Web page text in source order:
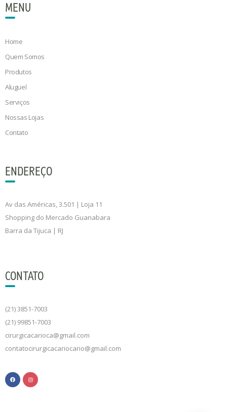
MENU
Home
Quem Somos
Produtos
Aluguel
Serviços
Nossas Lojas
Contato
ENDEREÇO
Av das Américas, 3.501 | Loja 11
Shopping do Mercado Guanabara
Barra da Tijuca | RJ
CONTATO
(21) 3851-7003
(21) 99851-7003
cirurgicacarioca@gmail.com
contatocirurgicacariocario@gmail.com